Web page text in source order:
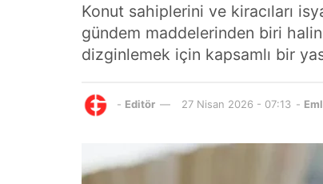
Konut sahiplerini ve kiracıları
gündem maddelerinden biri
dizginlemek için kapsamlı bir
- Editör 27 Nisan 2026 - 07:13 -